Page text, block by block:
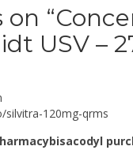
“
USV –
silvitra-120mg-qrms